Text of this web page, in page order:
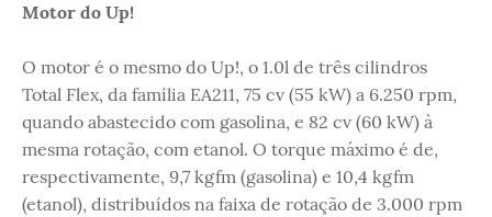
Motor do Up!
O motor é o mesmo do Up!, o 1.0l de três cilindros
Total Flex, da família EA211, 75 cv (55 kW) a 6.250 rpm,
quando abastecido com gasolina, e 82 cv (60 kW) à
mesma rotação, com etanol. O torque máximo é de,
respectivamente, 9,7 kgfm (gasolina) e 10,4 kgfm
(etanol), distribuídos na faixa de rotação de 3.000 rpm